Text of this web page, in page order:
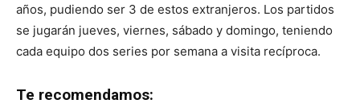
años, pudiendo ser 3 de estos extranjeros. Los partidos
se jugarán jueves, viernes, sábado y domingo, teniendo
cada equipo dos series por semana a visita recíproca.
Te recomendamos: